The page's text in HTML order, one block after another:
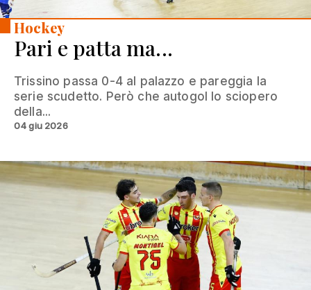
Hockey
Pari e patta ma...
Trissino passa 0-4 al palazzo e pareggia la
serie scudetto. Però che autogol lo sciopero
della...
04 giu 2026